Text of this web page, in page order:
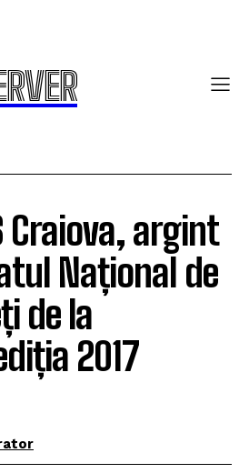
Craiova, argint
Național de
de la
2017